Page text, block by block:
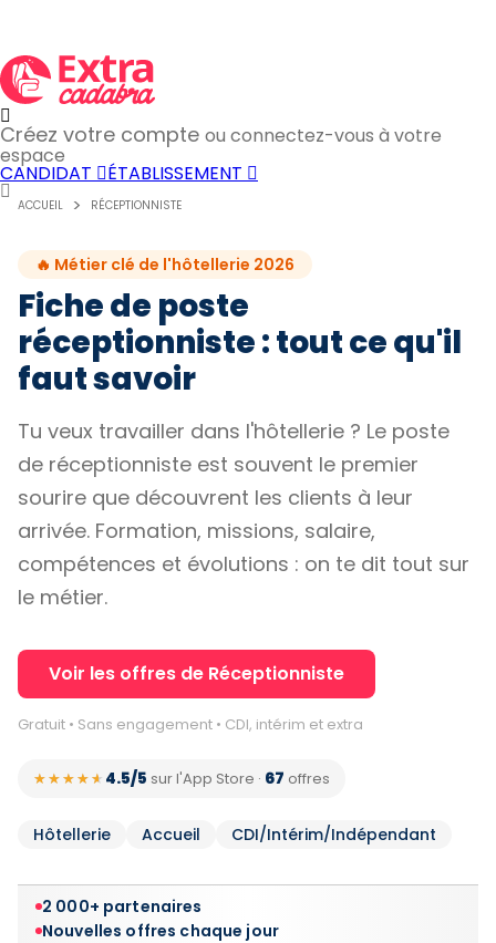
Créez votre compte ou connectez-vous à votre
espace
CANDIDAT ÉTABLISSEMENT
ACCUEIL RÉCEPTIONNISTE
🔥 Métier clé de l'hôtellerie 2026
Fiche de poste
réceptionniste : tout ce qu'il
faut savoir
Tu veux travailler dans l'hôtellerie ? Le poste
de réceptionniste est souvent le premier
sourire que découvrent les clients à leur
arrivée. Formation, missions, salaire,
compétences et évolutions : on te dit tout sur
le métier.
Voir les offres de Réceptionniste
Gratuit • Sans engagement • CDI, intérim et extra
★★★★★
★★★★★ 4.5/5 sur l'App Store · 67 offres
Hôtellerie Accueil CDI/Intérim/Indépendant
2 000+ partenaires
Nouvelles offres chaque jour